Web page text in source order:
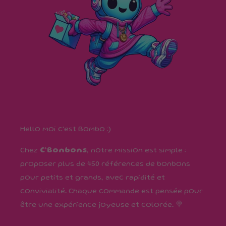
Hello moi c'est Bombo :)
Chez C’Bonbons, notre mission est simple :
proposer plus de 450 références de bonbons
pour petits et grands, avec rapidité et
convivialité. Chaque commande est pensée pour
être une expérience joyeuse et colorée. 🍭